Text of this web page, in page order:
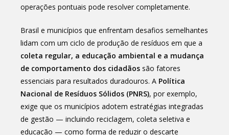
operações pontuais pode resolver completamente.
Brasil e municípios que enfrentam desafios semelhantes
lidam com um ciclo de produção de resíduos em que a
coleta regular, a educação ambiental e a mudança
de comportamento dos cidadãos são fatores
essenciais para resultados duradouros. A Política
Nacional de Resíduos Sólidos (PNRS), por exemplo,
exige que os municípios adotem estratégias integradas
de gestão — incluindo reciclagem, coleta seletiva e
educação — como forma de reduzir o descarte